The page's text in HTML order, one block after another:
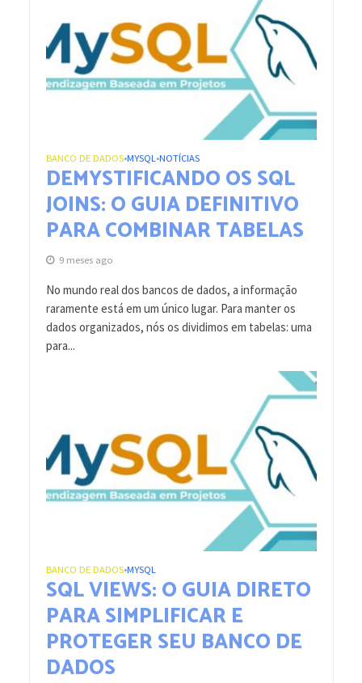
BANCO DE DADOS•MYSQL •NOTÍCIAS
DEMYSTIFICANDO OS SQL
JOINS: O GUIA DEFINITIVO
PARA COMBINAR TABELAS
9 meses ago
No mundo real dos bancos de dados, a informação
raramente está em um único lugar. Para manter os
dados organizados, nós os dividimos em tabelas: uma
para...
BANCO DE DADOS•MYSQL
SQL VIEWS: O GUIA DIRETO
PARA SIMPLIFICAR E
PROTEGER SEU BANCO DE
DADOS